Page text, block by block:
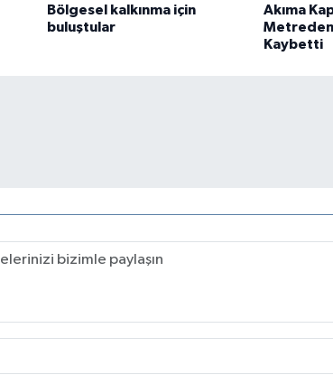
Bölgesel kalkınma için
buluştular
Akıma
Metreden
Kaybetti